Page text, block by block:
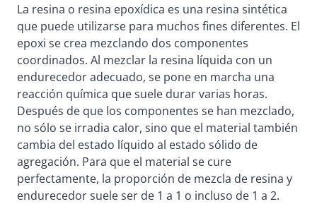
La resina o resina epoxídica es una resina sintética
que puede utilizarse para muchos fines diferentes. El
epoxi se crea mezclando dos componentes
coordinados. Al mezclar la resina líquida con un
endurecedor adecuado, se pone en marcha una
reacción química que suele durar varias horas.
Después de que los componentes se han mezclado,
no sólo se irradia calor, sino que el material también
cambia del estado líquido al estado sólido de
agregación. Para que el material se cure
perfectamente, la proporción de mezcla de resina y
endurecedor suele ser de 1 a 1 o incluso de 1 a 2.